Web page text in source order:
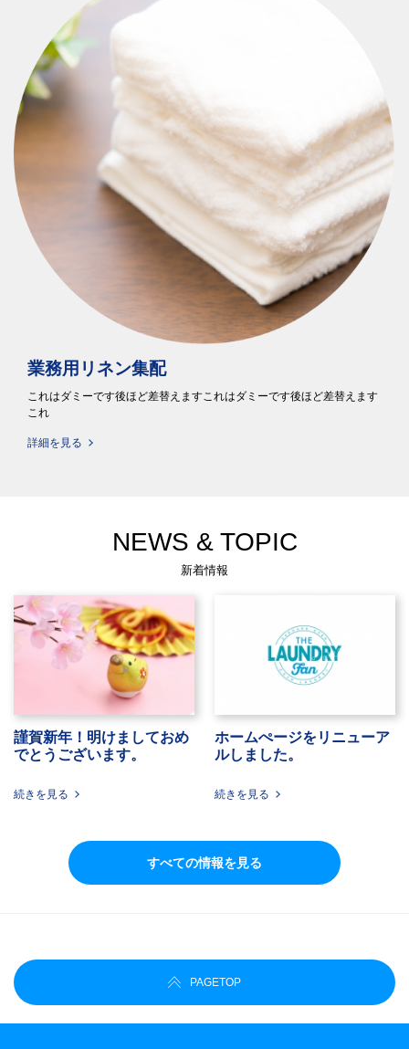
業務用リネン集配
これはダミーです後ほど差替えますこれはダミーです後ほど差替えます
これ
詳細を見る
NEWS & TOPIC
新着情報
謹賀新年！明けましておめ
でとうございます。
続きを見る
ホームぺージをリニューア
ルしました。
続きを見る
すべての情報を見る
PAGETOP